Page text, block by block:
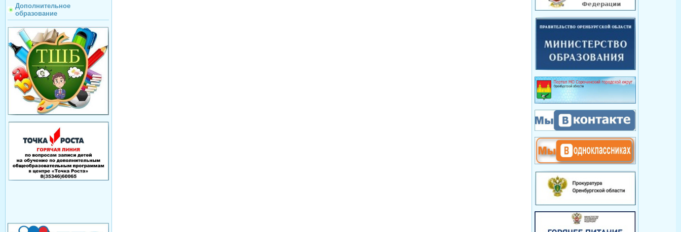
Дополнительное
образование